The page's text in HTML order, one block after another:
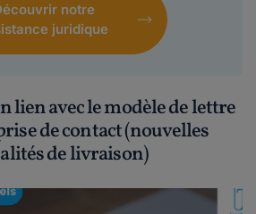
notre
juridique
lien avec le modèle de lettre
de contact (nouvelles
de livraison)